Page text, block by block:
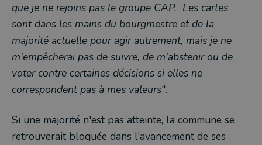
que je ne rejoins pas le groupe CAP. Les cartes
sont dans les mains du bourgmestre et de la
majorité actuelle pour agir autrement, mais je ne
m'empêcherai pas de suivre, de m'abstenir ou de
voter contre certaines décisions si elles ne
correspondent pas à mes valeurs".
Si une majorité n'est pas atteinte, la commune se
retrouverait bloquée dans l'avancement de ses